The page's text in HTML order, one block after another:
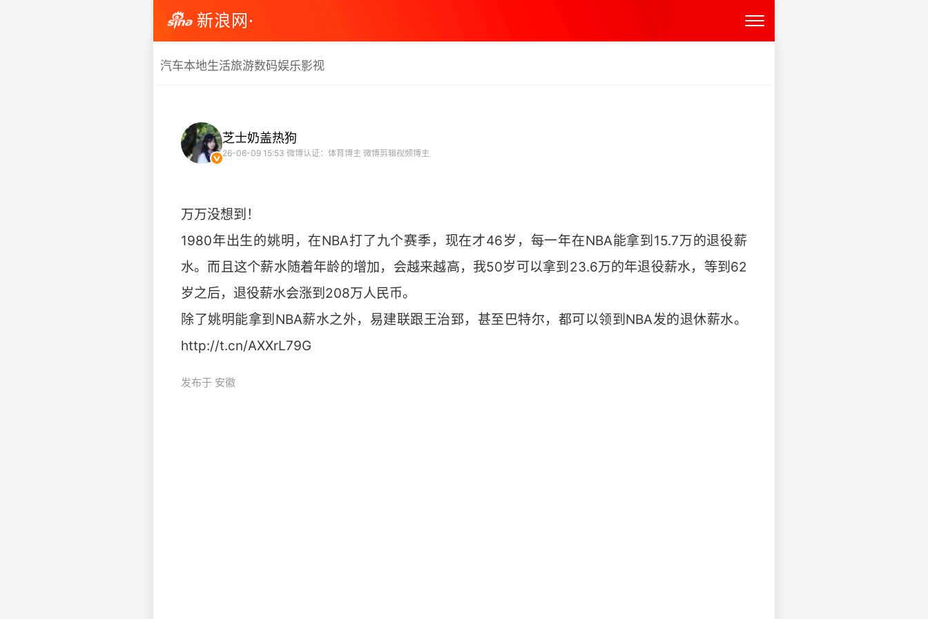
新浪网·
汽车本地生活旅游数码娱乐影视
芝士奶盖热狗
26-06-09 15:53 微博认证：体育博主 微博剪辑视频博主
万万没想到！
1980年出生的姚明，在NBA打了九个赛季，现在才46岁，每一年在NBA能拿到15.7万的退役薪
水。而且这个薪水随着年龄的增加，会越来越高，我50岁可以拿到23.6万的年退役薪水，等到62
岁之后，退役薪水会涨到208万人民币。
除了姚明能拿到NBA薪水之外，易建联跟王治郅，甚至巴特尔，都可以领到NBA发的退休薪水。
http://t.cn/AXXrL79G
发布于 安徽